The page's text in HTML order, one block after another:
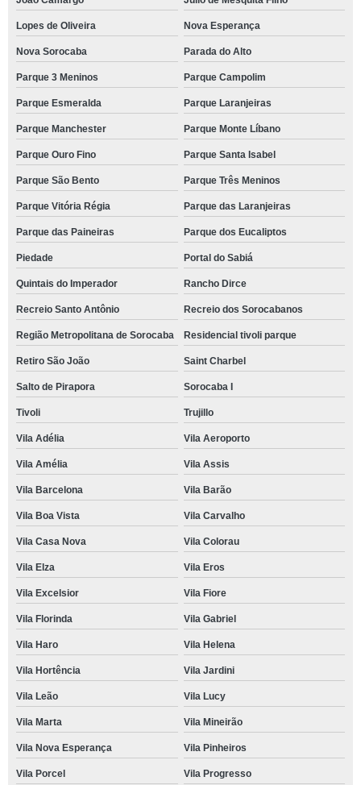
Lopes de Oliveira Nova Esperança
Nova Sorocaba Parada do Alto
Parque 3 Meninos Parque Campolim
Parque Esmeralda Parque Laranjeiras
Parque Manchester Parque Monte Líbano
Parque Ouro Fino Parque Santa Isabel
Parque São Bento Parque Três Meninos
Parque Vitória Régia Parque das Laranjeiras
Parque das Paineiras Parque dos Eucaliptos
Piedade Portal do Sabiá
Quintais do Imperador Rancho Dirce
Recreio Santo Antônio Recreio dos Sorocabanos
Região Metropolitana de Sorocaba Residencial tivoli parque
Retiro São João Saint Charbel
Salto de Pirapora Sorocaba I
Tivoli Trujillo
Vila Adélia Vila Aeroporto
Vila Amélia Vila Assis
Vila Barcelona Vila Barão
Vila Boa Vista Vila Carvalho
Vila Casa Nova Vila Colorau
Vila Elza Vila Eros
Vila Excelsior Vila Fiore
Vila Florinda Vila Gabriel
Vila Haro Vila Helena
Vila Hortência Vila Jardini
Vila Leão Vila Lucy
Vila Marta Vila Mineirão
Vila Nova Esperança Vila Pinheiros
Vila Porcel Vila Progresso